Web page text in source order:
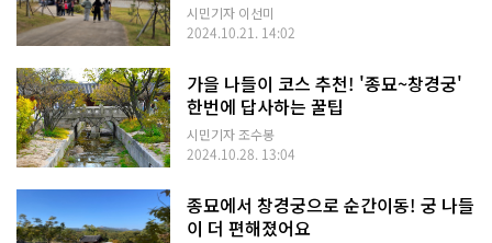
시민기자 이선미
2024.10.21. 14:02
가을 나들이 코스 추천! '종묘~창경궁'
한번에 답사하는 꿀팁
시민기자 조수봉
2024.10.28. 13:04
종묘에서 창경궁으로 순간이동! 궁 나들
이 더 편해졌어요